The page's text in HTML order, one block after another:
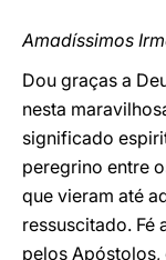
Amadíssimos
Dou graças a
nesta
significado
peregrino entre
que vieram até
ressuscitado. Fé
pelos Apóstolos,